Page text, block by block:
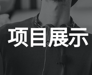
项目展示